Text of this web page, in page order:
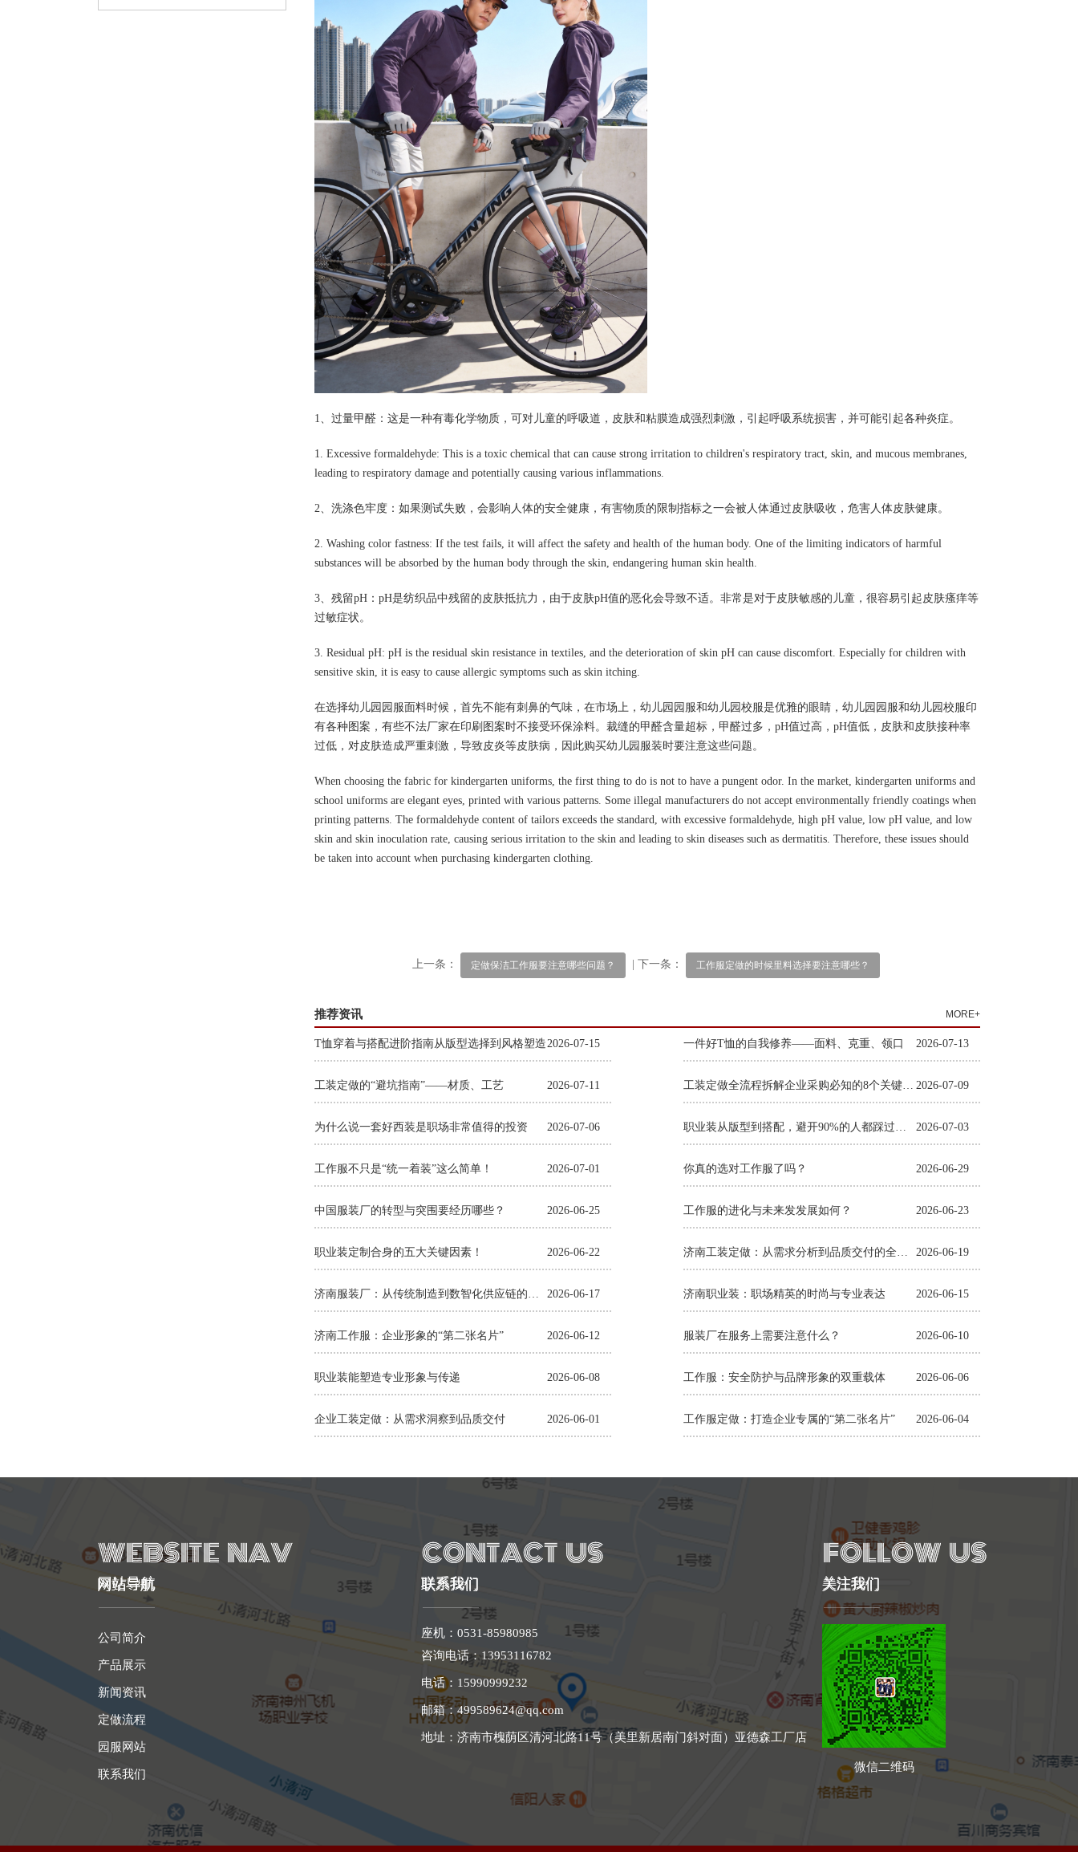
1、过量甲醛：这是一种有毒化学物质，可对儿童的呼吸道，皮肤和粘膜造成强烈刺激，引起呼吸系统损害，并可能引起各种炎症。
1. Excessive formaldehyde: This is a toxic chemical that can cause strong irritation to children's respiratory tract, skin, and mucous membranes,
leading to respiratory damage and potentially causing various inflammations.
2、洗涤色牢度：如果测试失败，会影响人体的安全健康，有害物质的限制指标之一会被人体通过皮肤吸收，危害人体皮肤健康。
2. Washing color fastness: If the test fails, it will affect the safety and health of the human body. One of the limiting indicators of harmful
substances will be absorbed by the human body through the skin, endangering human skin health.
3、残留pH：pH是纺织品中残留的皮肤抵抗力，由于皮肤pH值的恶化会导致不适。非常是对于皮肤敏感的儿童，很容易引起皮肤瘙痒等
过敏症状。
3. Residual pH: pH is the residual skin resistance in textiles, and the deterioration of skin pH can cause discomfort. Especially for children with
sensitive skin, it is easy to cause allergic symptoms such as skin itching.
在选择幼儿园园服面料时候，首先不能有刺鼻的气味，在市场上，幼儿园园服和幼儿园校服是优雅的眼睛，幼儿园园服和幼儿园校服印
有各种图案，有些不法厂家在印刷图案时不接受环保涂料。裁缝的甲醛含量超标，甲醛过多，pH值过高，pH值低，皮肤和皮肤接种率
过低，对皮肤造成严重刺激，导致皮炎等皮肤病，因此购买幼儿园服装时要注意这些问题。
When choosing the fabric for kindergarten uniforms, the first thing to do is not to have a pungent odor. In the market, kindergarten uniforms and
school uniforms are elegant eyes, printed with various patterns. Some illegal manufacturers do not accept environmentally friendly coatings when
printing patterns. The formaldehyde content of tailors exceeds the standard, with excessive formaldehyde, high pH value, low pH value, and low
skin and skin inoculation rate, causing serious irritation to the skin and leading to skin diseases such as dermatitis. Therefore, these issues should
be taken into account when purchasing kindergarten clothing.
上一条： 定做保洁工作服要注意哪些问题？ | 下一条： 工作服定做的时候里料选择要注意哪些？
推荐资讯 MORE+
T恤穿着与搭配进阶指南从版型选择到风格塑造 2026-07-15 一件好T恤的自我修养——面料、克重、领口 2026-07-13
工装定做的“避坑指南”——材质、工艺 2026-07-11 2026-07-09
为什么说一套好西装是职场非常值得的投资 2026-07-06 2026-07-03
工作服不只是“统一着装”这么简单！ 2026-07-01 你真的选对工作服了吗？ 2026-06-29
中国服装厂的转型与突围要经历哪些？ 2026-06-25 工作服的进化与未来发发展如何？ 2026-06-23
职业装定制合身的五大关键因素！ 2026-06-22 2026-06-19
2026-06-17 济南职业装：职场精英的时尚与专业表达 2026-06-15
济南工作服：企业形象的“第二张名片” 2026-06-12 服装厂在服务上需要注意什么？ 2026-06-10
职业装能塑造专业形象与传递 2026-06-08 工作服：安全防护与品牌形象的双重载体 2026-06-06
企业工装定做：从需求洞察到品质交付 2026-06-01 工作服定做：打造企业专属的“第二张名片” 2026-06-04
网站导航
公司简介
产品展示
新闻资讯
定做流程
园服网站
联系我们
联系我们
座机：0531-85980985
咨询电话： 13953116782
电话：15990999232
邮箱：499589624@qq.com
地址：济南市槐荫区清河北路11号（美里新居南门斜对面）亚德森工厂店
关注我们
微信二维码